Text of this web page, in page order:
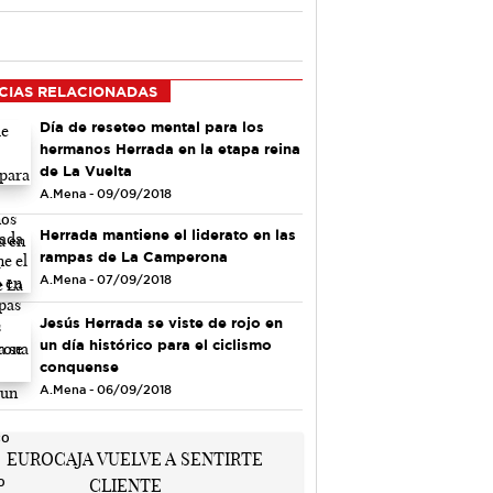
RELACIONADAS
Día de reseteo mental para los
hermanos Herrada en la etapa reina
de La Vuelta
A.Mena - 09/09/2018
Herrada mantiene el liderato en las
rampas de La Camperona
A.Mena - 07/09/2018
Jesús Herrada se viste de rojo en
un día histórico para el ciclismo
conquense
A.Mena - 06/09/2018